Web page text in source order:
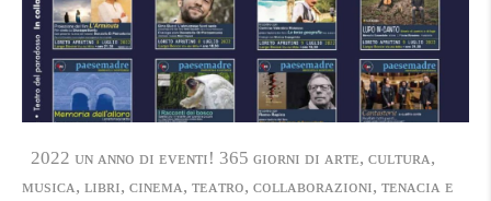
2022 ᴜɴ ᴀɴɴᴏ ᴅɪ ᴇᴠᴇɴᴛɪ! 365 ɢɪᴏʀɴɪ ᴅɪ ᴀʀᴛᴇ, ᴄᴜʟᴛᴜʀᴀ,
ᴍᴜsɪᴄᴀ, ʟɪʙʀɪ, ᴄɪɴᴇᴍᴀ, ᴛᴇᴀᴛʀᴏ, ᴄᴏʟʟᴀʙᴏʀᴀᴢɪᴏɴɪ, ᴛᴇɴᴀᴄɪᴀ ᴇ